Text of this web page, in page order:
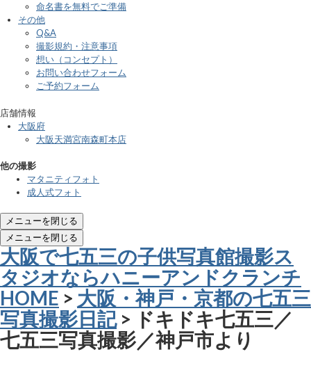
命名書を無料でご準備
その他
Q&A
撮影規約・注意事項
想い（コンセプト）
お問い合わせフォーム
ご予約フォーム
店舗情報
大阪府
大阪天満宮南森町本店
他の撮影
マタニティフォト
成人式フォト
メニューを閉じる
メニューを閉じる
大阪で七五三の子供写真館撮影ス
タジオならハニーアンドクランチ
HOME > 大阪・神戸・京都の七五三
写真撮影日記> ドキドキ七五三／
七五三写真撮影／神戸市より